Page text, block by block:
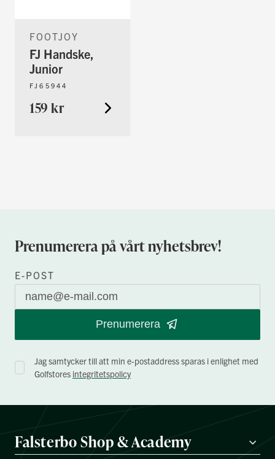
FOOTJOY
FJ Handske,
Junior
FJ65944
159 kr
Prenumerera på vårt nyhetsbrev!
E-POST
Prenumerera
Jag samtycker till att min e-postaddress sparas i enlighet med
Golfstores integritetspolicy
Falsterbo Shop & Academy